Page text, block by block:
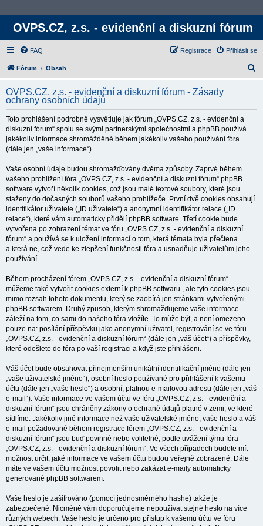
OVPS.CZ, z.s. - evidenční a diskuzní fórum
FAQ Přihlásit se
Registrace
Fórum Obsah
d
OVPS.CZ, z.s. - evidenční a diskuzní fórum - Zásady
ochrany osobních údajů
Toto prohlášení podrobně vysvětluje jak fórum „OVPS.CZ, z.s. - evidenční a
diskuzní fórum“ spolu se svými partnerskými společnostmi a phpBB používá
jakékoliv informace shromážděné během jakékoliv vašeho používání fóra
(dále jen „vaše informace“).
Vaše osobní údaje budou shromažďovány dvěma způsoby. Zaprvé během
vašeho prohlížení fóra „OVPS.CZ, z.s. - evidenční a diskuzní fórum“ phpBB
software vytvoří několik cookies, což jsou malé textové soubory, které jsou
staženy do dočasných souborů vašeho prohlížeče. První dvě cookies obsahují
identifikátor uživatele („ID uživatele“) a anonymní identifikátor relace („ID
relace“), které vám automaticky přidělí phpBB software. Třetí cookie bude
vytvořena po zobrazení témat ve fóru „OVPS.CZ, z.s. - evidenční a diskuzní
fórum“ a používá se k uložení informací o tom, která témata byla přečtena
a která ne, což vede ke zlepšení funkčnosti fóra a usnadňuje uživatelům jeho
používání.
Během procházení fórem „OVPS.CZ, z.s. - evidenční a diskuzní fórum“
můžeme také vytvořit cookies externí k phpBB softwaru , ale tyto cookies jsou
mimo rozsah tohoto dokumentu, který se zaobírá jen stránkami vytvořenými
phpBB softwarem. Druhý způsob, kterým shromažďujeme vaše informace
záleží na tom, co sami do našeho fóra vložíte. To může být, a není omezeno
pouze na: posílání příspěvků jako anonymní uživatel, registrování se ve fóru
„OVPS.CZ, z.s. - evidenční a diskuzní fórum“ (dále jen „váš účet“) a příspěvky,
které odešlete do fóra po vaší registraci a když jste přihlášeni.
Váš účet bude obsahovat přinejmenším unikátní identifikační jméno (dále jen
„vaše uživatelské jméno“), osobní heslo používané pro přihlášení k vašemu
účtu (dále jen „vaše heslo“) a osobní, platnou e-mailovou adresu (dále jen „váš
e-mail“). Vaše informace ve vašem účtu ve fóru „OVPS.CZ, z.s. - evidenční a
diskuzní fórum“ jsou chráněny zákony o ochraně údajů platné v zemi, ve které
sídlíme. Jakékoliv jiné informace než vaše uživatelské jméno, vaše heslo a váš
e-mail požadované během registrace fórem „OVPS.CZ, z.s. - evidenční a
diskuzní fórum“ jsou buď povinné nebo volitelné, podle uvážení týmu fóra
„OVPS.CZ, z.s. - evidenční a diskuzní fórum“. Ve všech případech budete mít
možnost určit, jaké informace ve vašem účtu budou veřejně zobrazené. Dále
máte ve vašem účtu možnost povolit nebo zakázat e-maily automaticky
generované phpBB softwarem.
Vaše heslo je zašifrováno (pomocí jednosměrného hashe) takže je
zabezpečené. Nicméně vám doporučujeme nepoužívat stejné heslo na více
různých webech. Vaše heslo je určeno pro přístup k vašemu účtu ve fóru